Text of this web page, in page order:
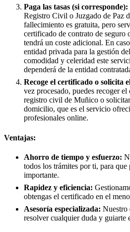
Paga las tasas (si corresponde):
Registro Civil o Juzgado de Paz
fallecimiento es gratuita, pero
certificado de contrato de seguro
tendrá un coste adicional. En
entidad privada para la gestión
comodidad y celeridad este
dependerá de la entidad
Recoge el certificado o solicita
vez procesado, puedes recoger
registro civil de Muñico o
domicilio, que es el servicio
profesionales online.
Ventajas:
Ahorro de tiempo y esfuerzo:
todos los trámites por ti, para que
importante.
Rapidez y eficiencia:
obtengas el certificado en el
Asesoría especializada: Nuestro
resolver cualquier duda y guiarte